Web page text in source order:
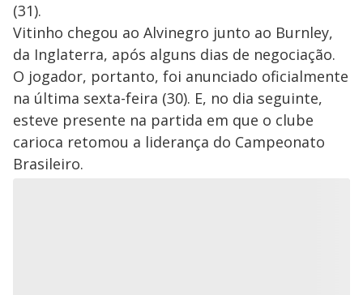
(31).
Vitinho chegou ao Alvinegro junto ao Burnley,
da Inglaterra, após alguns dias de negociação.
O jogador, portanto, foi anunciado oficialmente
na última sexta-feira (30). E, no dia seguinte,
esteve presente na partida em que o clube
carioca retomou a liderança do Campeonato
Brasileiro.